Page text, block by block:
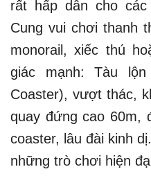
rất hấp dẫn cho
Cung vui chơi thanh
monorail, xiếc thú
giác mạnh: Tàu
Coaster), vượt thác,
quay đứng cao 60m,
coaster, lâu đài kinh
những trò chơi hiện